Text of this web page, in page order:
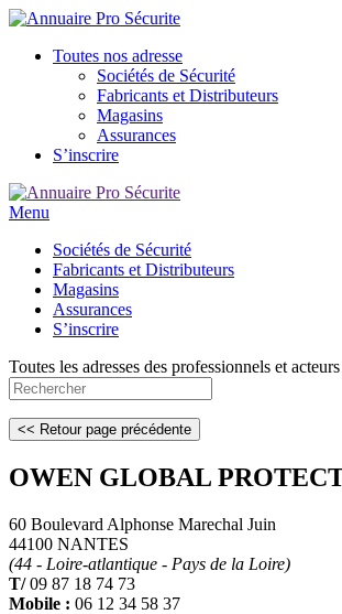
Toutes nos adresse
Sociétés de Sécurité
Fabricants et Distributeurs
Magasins
Assurances
S’inscrire
Menu
Sociétés de Sécurité
Fabricants et Distributeurs
Magasins
Assurances
S’inscrire
Toutes les adresses des professionnels et
OWEN GLOBAL
60 Boulevard Alphonse Marechal Juin
44100 NANTES
(44 - Loire-atlantique - Pays de la Loire)
T/09 87 18 74 73
Mobile : 06 12 34 58 37